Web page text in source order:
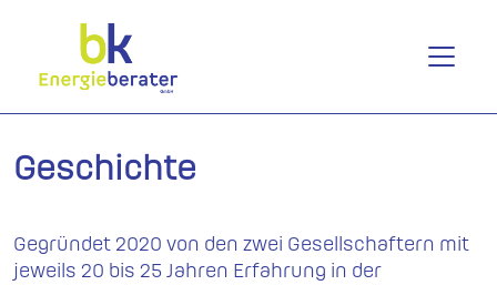
Geschichte
Gegründet 2020 von den zwei Gesellschaftern mit
jeweils 20 bis 25 Jahren Erfahrung in der